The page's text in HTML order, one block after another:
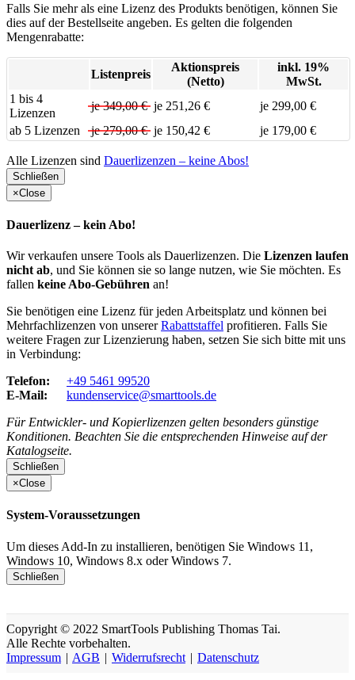
Falls Sie mehr als eine Lizenz des Produkts benötigen, können Sie
dies auf der Bestellseite angeben. Es gelten die folgenden
Mengenrabatte:
Listenpreis
Aktionspreis
(Netto)
inkl. 19%
MwSt.
1 bis 4
Lizenzen
je 349,00 € je 251,26 €
je 299,00 €
ab 5 Lizenzen
je 279,00 € je 150,42 € je 179,00 €
Alle Lizenzen sind Dauerlizenzen – keine Abos!
Schließen
×Close
Dauerlizenz – kein Abo!
Wir verkaufen unsere Tools als Dauerlizenzen. Die Lizenzen laufen
nicht ab, und Sie können sie so lange nutzen, wie Sie möchten. Es
fallen keine Abo-Gebühren an!
Sie benötigen eine Lizenz für jeden Arbeitsplatz und können bei
Mehrfachlizenzen von unsererRabattstaffel profitieren. Falls Sie
weitere Fragen zur Lizenzierung haben, setzen Sie sich bitte mit uns
in Verbindung:
Telefon:
+49 5461 99520
E-Mail:
kundenservice@smarttools.de
Für Entwickler- und Kopierlizenzen gelten besonders günstige
Konditionen. Beachten Sie die entsprechenden Hinweise auf der
Katalogseite.
Schließen
×Close
System-Voraussetzungen
Um dieses Add-In zu installieren, benötigen Sie Windows 11,
Windows 10, Windows 8.x oder Windows 7.
Schließen
Copyright © 2022 SmartTools Publishing Thomas Tai.
Alle Rechte vorbehalten.
Impressum | AGB | Widerrufsrecht | Datenschutz